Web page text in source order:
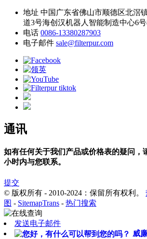
地址 中国广东省佛山市顺德区北滘
道3号海创汉机器人智能制造中心6
电话 0086-13380287903
电子邮件 sale@filterpur.com
通讯
如有任何关于我们产品或价格表的疑问，
小时内与您联系。
提交
© 版权所有 - 2010-2024：保留所有权利。
图 - SitemapTrans - 热门搜索
发送电子邮件
威